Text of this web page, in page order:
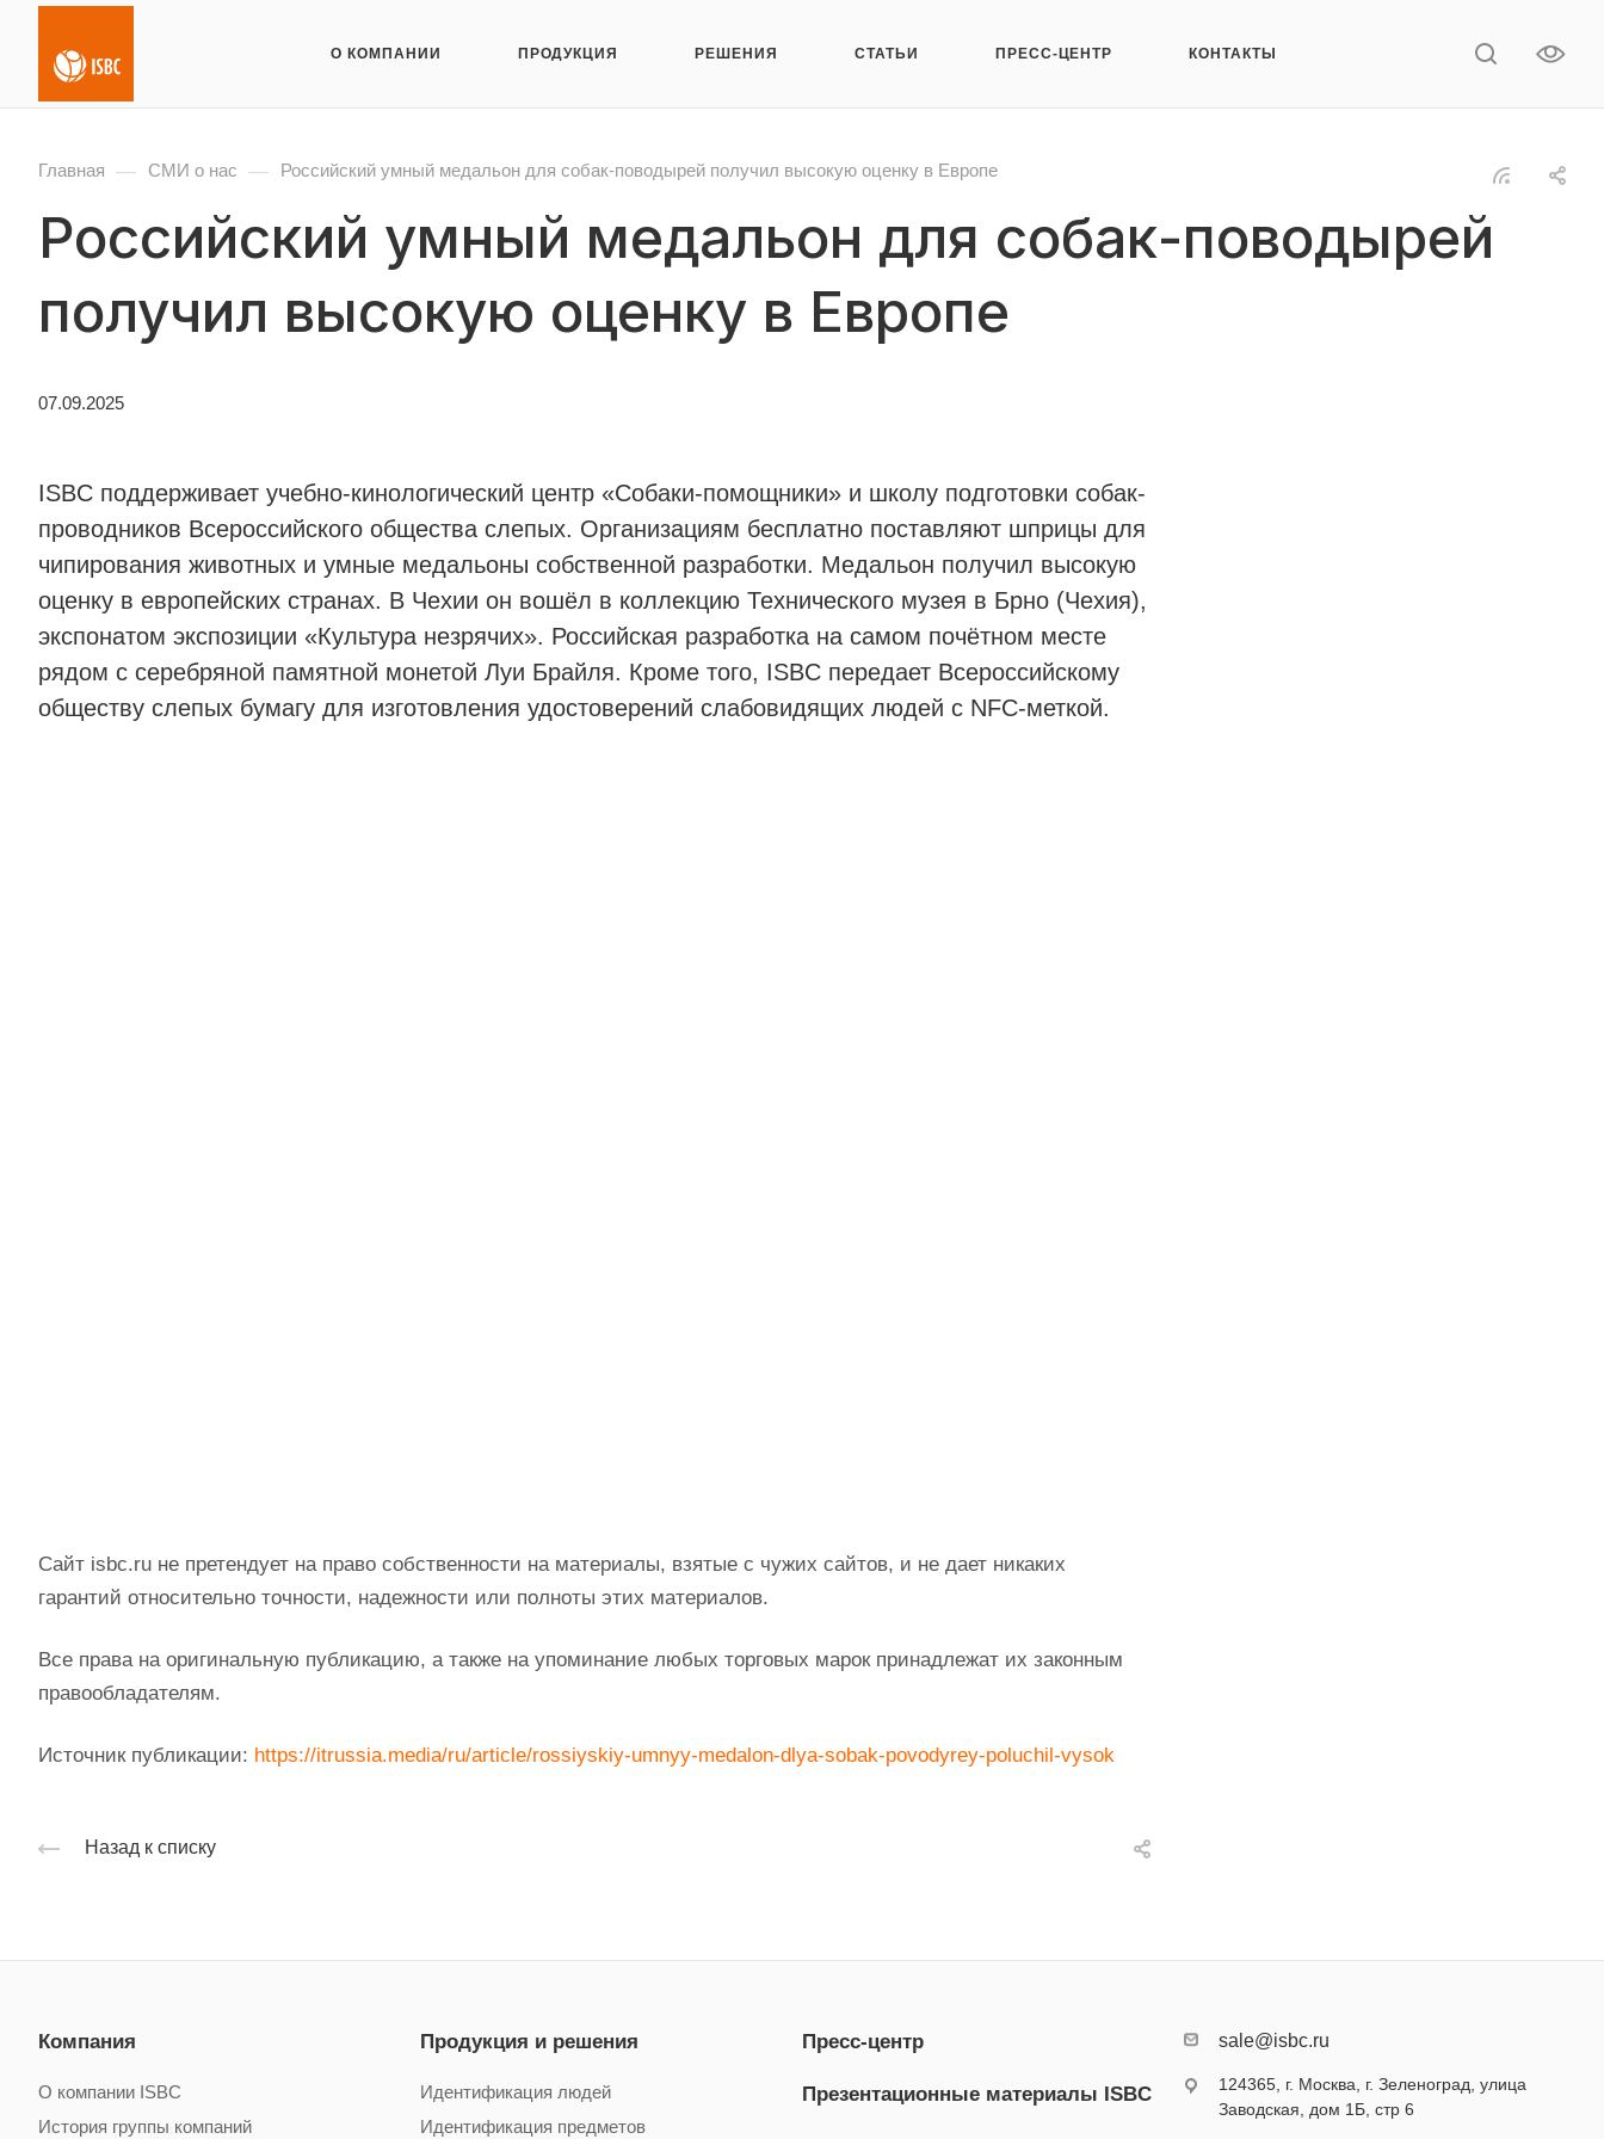
О КОМПАНИИ ПРОДУКЦИЯ РЕШЕНИЯ СТАТЬИ ПРЕСС-ЦЕНТР КОНТАКТЫ
Главная — СМИ о нас — Российский умный медальон для собак-поводырей получил высокую оценку в Европе
Российский умный медальон для собак-поводырей
получил высокую оценку в Европе
07.09.2025
ISBC поддерживает учебно-кинологический центр «Собаки-помощники» и школу подготовки собак-
проводников Всероссийского общества слепых. Организациям бесплатно поставляют шприцы для
чипирования животных и умные медальоны собственной разработки. Медальон получил высокую
оценку в европейских странах. В Чехии он вошёл в коллекцию Технического музея в Брно (Чехия),
экспонатом экспозиции «Культура незрячих». Российская разработка на самом почётном месте
рядом с серебряной памятной монетой Луи Брайля. Кроме того, ISBC передает Всероссийскому
обществу слепых бумагу для изготовления удостоверений слабовидящих людей с NFC-меткой.
Сайт isbc.ru не претендует на право собственности на материалы, взятые с чужих сайтов, и не дает никаких
гарантий относительно точности, надежности или полноты этих материалов.
Все права на оригинальную публикацию, а также на упоминание любых торговых марок принадлежат их законным
правообладателям.
Источник публикации: https://itrussia.media/ru/article/rossiyskiy-umnyy-medalon-dlya-sobak-povodyrey-poluchil-vysok
Назад к списку
Компания
О компании ISBC
История группы компаний
Продукция и решения
Идентификация людей
Идентификация предметов
Пресс-центр
Презентационные материалы ISBC
sale@isbc.ru
124365, г. Москва, г. Зеленоград, улица
Заводская, дом 1Б, стр 6